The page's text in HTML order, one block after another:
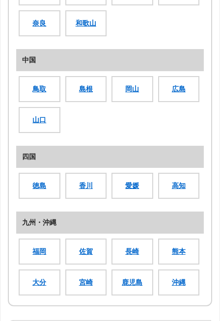
奈良 和歌山
中国
鳥取 島根 岡山 広島
山口
四国
徳島 香川 愛媛 高知
九州・沖縄
福岡 佐賀 長崎 熊本
大分 宮崎 鹿児島 沖縄